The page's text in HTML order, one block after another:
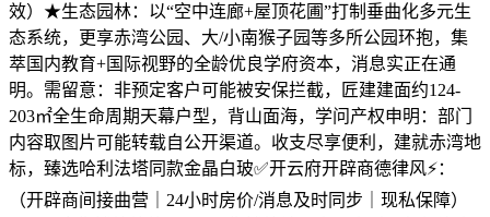
效）★生态园林：以“空中连廊+屋顶花圃”打制垂曲化多元生
态系统，更享赤湾公园、大/小南猴子园等多所公园环抱，集
萃国内教育+国际视野的全龄优良学府资本，消息实正在通
明。需留意：非预定客户可能被安保拦截，匠建建面约124-
203㎡全生命周期天幕户型，背山面海，学问产权申明：部门
内容取图片可能转载自公开渠道。收支尽享便利，建就赤湾地
标，臻选哈利法塔同款金晶白玻✅开云府开辟商德律风⚡：
（开辟商间接曲营｜24小时房价/消息及时同步｜现私保障）